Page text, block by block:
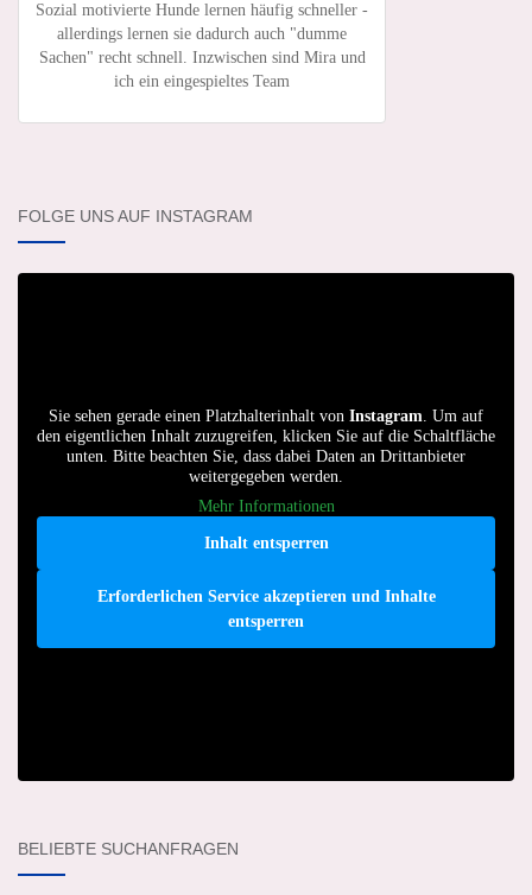
Sozial motivierte Hunde lernen häufig schneller -
allerdings lernen sie dadurch auch "dumme
Sachen" recht schnell. Inzwischen sind Mira und
ich ein eingespieltes Team
FOLGE UNS AUF INSTAGRAM
Sie sehen gerade einen Platzhalterinhalt von Instagram. Um auf
den eigentlichen Inhalt zuzugreifen, klicken Sie auf die Schaltfläche
unten. Bitte beachten Sie, dass dabei Daten an Drittanbieter
weitergegeben werden.
Mehr Informationen
Inhalt entsperren
Erforderlichen Service akzeptieren und Inhalte
entsperren
BELIEBTE SUCHANFRAGEN